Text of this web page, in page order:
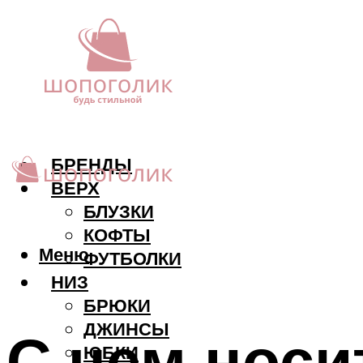
БРЕНДЫ
ВЕРХ
БЛУЗКИ
КОФТЫ
ФУТБОЛКИ
НИЗ
БРЮКИ
ДЖИНСЫ
ЮБКИ
Меню